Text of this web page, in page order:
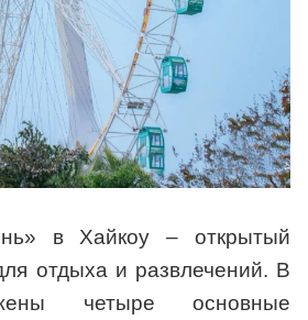
в Хайкоу – открытый
отдыха и развлечений. В
четыре основные